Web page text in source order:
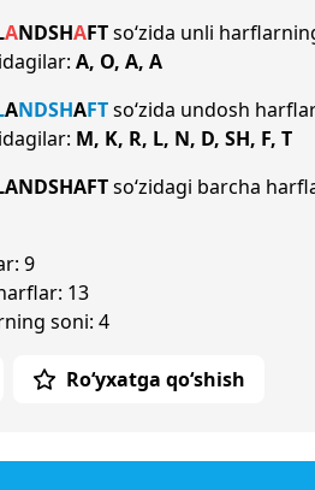
ANDSHAFTso‘zida unli
A, O, A, A
ANDSHAFTso‘zida undosh
M, K, R, L, N, D, SH, F, T
so‘zidagi barcha
9
13
soni: 4
Ro‘yxatga qo‘shish